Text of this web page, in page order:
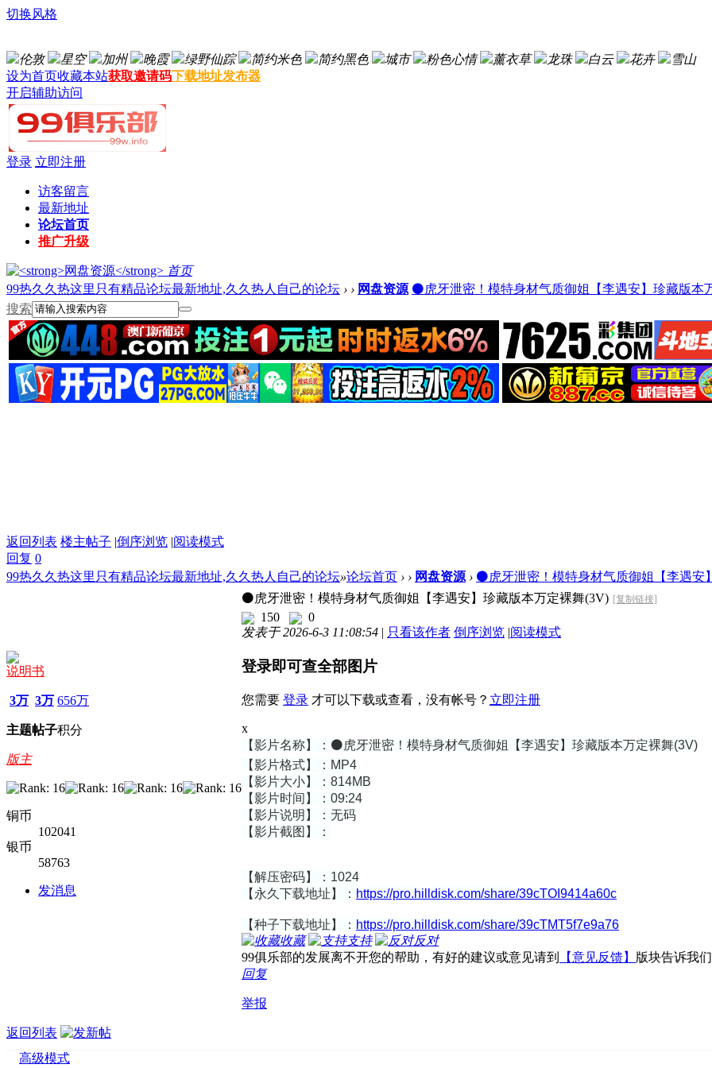
切换风格
伦敦 星空 加州 晚霞 绿野仙踪 简约米色 简约黑色 城市 粉色心情 薰衣草 龙珠 白云 花卉
雪山
设为首页收藏本站获取邀请码下载地址发布器
开启辅助访问
登录 立即注册
访客留言
最新地址
论坛首页
推广升级
首页
99热久久热这里只有精品论坛最新地址,久久热人自己的论坛 › › 网盘资源 ⚫️虎牙泄密！模特身材气质御姐【李遇安】珍藏版本
搜索
返回列表 楼主帖子 |倒序浏览 |阅读模式
回复 0
99热久久热这里只有精品论坛最新地址,久久热人自己的论坛»论坛首页 › › 网盘资源 › ⚫️虎牙泄密！模特身材气质御姐【李遇安
说明书
3万
主题
3万
帖子
656万
积分
版主
铜币
102041
银币
58763
发消息
⚫️虎牙泄密！模特身材气质御姐【李遇安】珍藏版本万定裸舞(3V) [复制链接]
150
0
发表于 2026-6-3 11:08:54 | 只看该作者 倒序浏览 |阅读模式
登录即可查全部图片
您需要 登录 才可以下载或查看，没有帐号？ 立即注册
x
【影片名称】：⚫️虎牙泄密！模特身材气质御姐【李遇安】珍藏版本万定裸舞(3V)
【影片格式】：MP4
【影片大小】：814MB
【影片时间】：09:24
【影片说明】：无码
【影片截图】：
【解压密码】：1024
【永久下载地址】： https://pro.hilldisk.com/share/39cTOI9414a60c
【种子下载地址】： https://pro.hilldisk.com/share/39cTMT5f7e9a76
收藏
支持
反对
99俱乐部的发展离不开您的帮助，有好的建议或意见请到
【意见反馈】 版块告诉我
回复
举报
返回列表
高级模式